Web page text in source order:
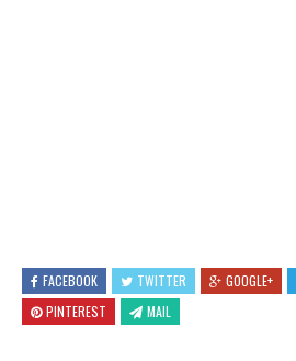
FACEBOOK TWITTER GOOGLE+
PINTEREST
MAIL